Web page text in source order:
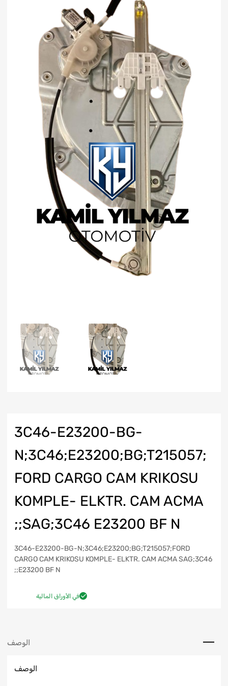
3C46-E23200-BG-
N;3C46;E23200;BG;T215057;
FORD CARGO CAM KRIKOSU
KOMPLE- ELKTR. CAM ACMA
SAG;3C46 E23200 BF N;;
3C46-E23200-BG-N;3C46;E23200;BG;T215057;FORD
CARGO CAM KRIKOSU KOMPLE- ELKTR. CAM ACMA SAG;3C46
E23200 BF N;;
في الأوراق المالية
الوصف
الوصف